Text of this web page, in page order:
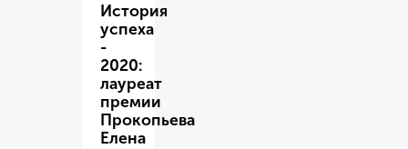
История
успеха
-
2020:
лауреат
премии
Прокопьева
Елена